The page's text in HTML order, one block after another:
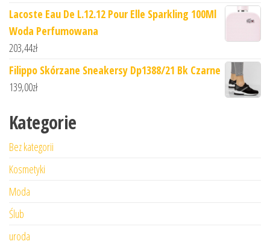
Lacoste Eau De L.12.12 Pour Elle Sparkling 100Ml
Woda Perfumowana
203,44zł
Filippo Skórzane Sneakersy Dp1388/21 Bk Czarne
139,00zł
Kategorie
Bez kategorii
Kosmetyki
Moda
Ślub
uroda